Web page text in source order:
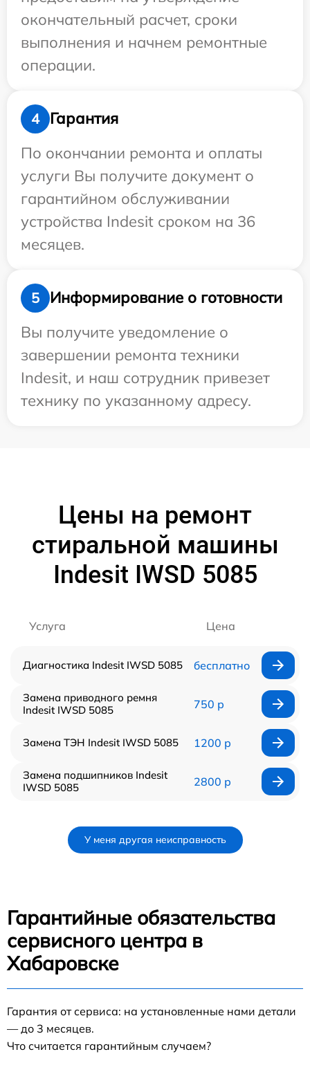
окончательный расчет, сроки
выполнения и начнем ремонтные
операции.
4
Гарантия
По окончании ремонта и оплаты
услуги Вы получите документ о
гарантийном обслуживании
устройства Indesit сроком на 36
месяцев.
5
Информирование о готовности
Вы получите уведомление о
завершении ремонта техники
Indesit, и наш сотрудник привезет
технику по указанному адресу.
Цены на ремонт
стиральной машины
Indesit IWSD 5085
Услуга Цена
Диагностика Indesit IWSD 5085 бесплатно
Замена приводного ремня
Indesit IWSD 5085
750 р
Замена ТЭН Indesit IWSD 5085 1200 р
Замена подшипников Indesit
IWSD 5085
2800 р
У меня другая неисправность
Гарантийные обязательства
сервисного центра в
Хабаровске
Гарантия от сервиса: на установленные нами детали
— до 3 месяцев.
Что считается гарантийным случаем?